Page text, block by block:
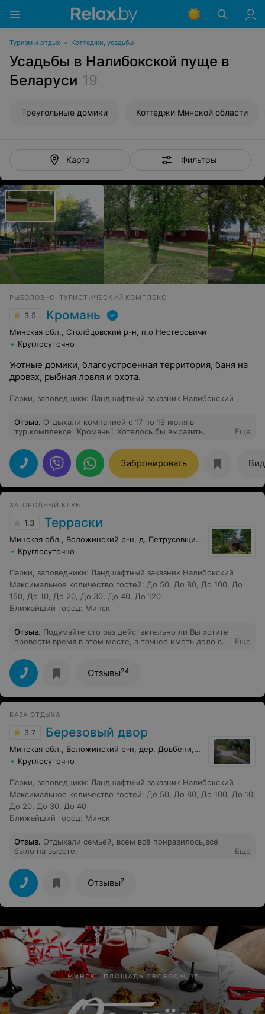
Туризм и отдых • Коттеджи, усадьбы
Усадьбы в Налибокской пуще в
Беларуси 19
Треугольные домики Коттеджи Минской области
Карта Фильтры
РЫБОЛОВНО–ТУРИСТИЧЕСКИЙ КОМПЛЕКС
3.5 Кромань
Минская обл., Столбцовский р-н, п.о Нестеровичи
Круглосуточно
Уютные домики, благоустроенная территория, баня на
дровах, рыбная ловля и охота.
Парки, заповедники: Ландшафтный заказник Налибокский
Отзыв. Отдыхали компанией с 17 по 19 июля в
тур.комплексе "Кромань". Хотелось бы выразить
компетентность и отдачу своему делу - организовать
для нас приятный отдых!!! А также работникам
комплекса за теплый прием и душевное
гостеприимство!!! Будем рады снова посетить Ваш
уютный уголок)))
Еще
Забронировать
ЗАГОРОДНЫЙ КЛУБ
1.3 Терраски
Минская обл., Воложинский р-н, д. Петрусовщина, 1а
Круглосуточно
Парки, заповедники: Ландшафтный заказник Налибокский
Максимальное количество гостей: До 50 До 80 До 100 До
150 До 10 До 20 До 30 До 40 До 120
Ближайший город: Минск
Отзыв. Подумайте сто раз действительно ли Вы хотите
провести время в этом месте, а точнее иметь дело с
Договор оформлен не на него. Не знаю, есть ли у него
вообще право заключать договор. Еда отвратная,
пересоленная. Договаривались заранее попробовать
блюда, которые они готовят, за дегустацию заплатили
100$. Нам подали 3 блюда из прошлогодних заготовок,
это блюда не потратили. Отвратительно! И дорога-
жесть, убитая полностью, ее просто нет!
Еще
Отзывы24
БАЗА ОТДЫХА
3.7 Березовый двор
Минская обл., Воложинский р-н, дер. Довбени, 54
Круглосуточно
Парки, заповедники: Ландшафтный заказник Налибокский
Максимальное количество гостей: До 50 До 80 До 100 До 10
До 20 До 30 До 40
Ближайший город: Минск
Отзыв. Отдыхали семьёй, всем всё понравилось,всё
было на высоте.
Еще
Отзывы7